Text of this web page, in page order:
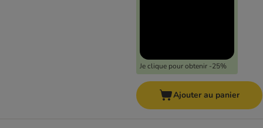
Je clique pour obtenir -25%
Ajouter au panier